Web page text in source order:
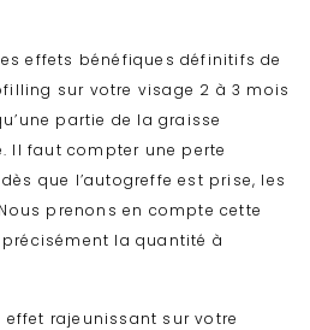
effets bénéfiques définitifs de
sur votre visage 2 à 3 mois
partie de la graisse
Il faut compter une perte
que l’autogreffe est prise, les
prenons en compte cette
la quantité à
rajeunissant sur votre